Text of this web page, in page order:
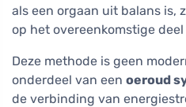
als een orgaan uit balans is,
op het overeenkomstige
Deze methode is geen
onderdeel van een oeroud
de verbinding van